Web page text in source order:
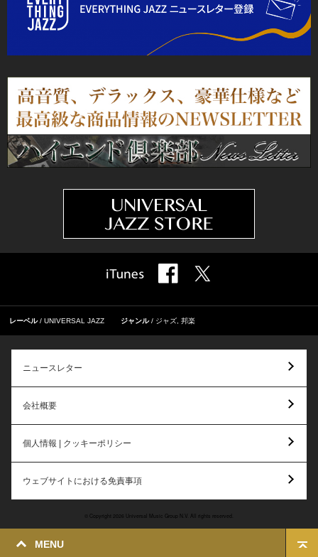
MENU
レーベル UNIVERSAL JAZZ ジャンル ジャズ 邦楽
ニュースレター
会社概要
個人情報 | クッキーポリシー
ウェブサイトにおける免責事項
© Copyright 2026 Universal Music Group N.V. All rights reserved.